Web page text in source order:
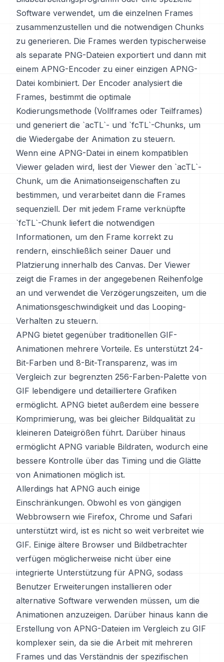
Software verwendet, um die einzelnen Frames
zusammenzustellen und die notwendigen Chunks
zu generieren. Die Frames werden typischerweise
als separate PNG-Dateien exportiert und dann mit
einem APNG-Encoder zu einer einzigen APNG-
Datei kombiniert. Der Encoder analysiert die
Frames, bestimmt die optimale
Kodierungsmethode (Vollframes oder Teilframes)
und generiert die `acTL`- und `fcTL`-Chunks, um
die Wiedergabe der Animation zu steuern.
Wenn eine APNG-Datei in einem kompatiblen
Viewer geladen wird, liest der Viewer den `acTL`-
Chunk, um die Animationseigenschaften zu
bestimmen, und verarbeitet dann die Frames
sequenziell. Der mit jedem Frame verknüpfte
`fcTL`-Chunk liefert die notwendigen
Informationen, um den Frame korrekt zu
rendern, einschließlich seiner Dauer und
Platzierung innerhalb des Canvas. Der Viewer
zeigt die Frames in der angegebenen Reihenfolge
an und verwendet die Verzögerungszeiten, um die
Animationsgeschwindigkeit und das Looping-
Verhalten zu steuern.
APNG bietet gegenüber traditionellen GIF-
Animationen mehrere Vorteile. Es unterstützt 24-
Bit-Farben und 8-Bit-Transparenz, was im
Vergleich zur begrenzten 256-Farben-Palette von
GIF lebendigere und detailliertere Grafiken
ermöglicht. APNG bietet außerdem eine bessere
Komprimierung, was bei gleicher Bildqualität zu
kleineren Dateigrößen führt. Darüber hinaus
ermöglicht APNG variable Bildraten, wodurch eine
bessere Kontrolle über das Timing und die Glätte
von Animationen möglich ist.
Allerdings hat APNG auch einige
Einschränkungen. Obwohl es von gängigen
Webbrowsern wie Firefox, Chrome und Safari
unterstützt wird, ist es nicht so weit verbreitet wie
GIF. Einige ältere Browser und Bildbetrachter
verfügen möglicherweise nicht über eine
integrierte Unterstützung für APNG, sodass
Benutzer Erweiterungen installieren oder
alternative Software verwenden müssen, um die
Animationen anzuzeigen. Darüber hinaus kann die
Erstellung von APNG-Dateien im Vergleich zu GIF
komplexer sein, da sie die Arbeit mit mehreren
Frames und das Verständnis der spezifischen